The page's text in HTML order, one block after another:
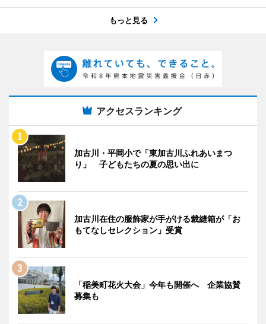
もっと見る
アクセスランキング
加古川・平岡小で「東加古川ふれあいまつ
り」 子どもたちの夏の思い出に
加古川在住の服飾家が手がける裁縫箱が「お
もてなしセレクション」受賞
「稲美町花火大会」今年も開催へ 企業協賛
募集も